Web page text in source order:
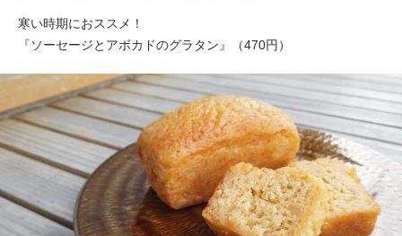
寒い時期におススメ！
『ソーセージとアボカドのグラタン』（470円）